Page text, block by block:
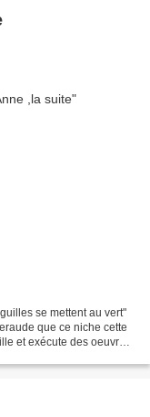
se mettent au vert"
que ce niche cette
et exécute des oeuvres